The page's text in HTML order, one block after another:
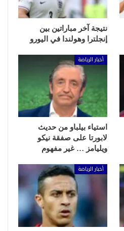
نتيجة آخر مباراتين بين
إنجلترا وهولندا في اليورو
أخبار الرياضة
استياء بيلباو من حديث
لابورتا على صفقة نيكو
ويليامز … غير مفهوم
أخبار الرياضة